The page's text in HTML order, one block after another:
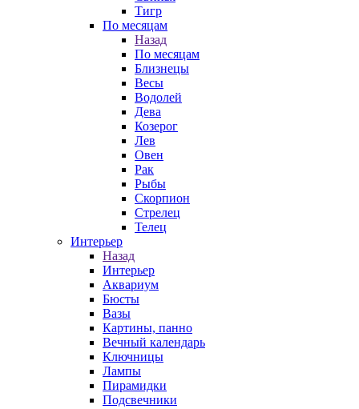
Тигр
По месяцам
Назад
По месяцам
Близнецы
Весы
Водолей
Дева
Козерог
Лев
Овен
Рак
Рыбы
Скорпион
Стрелец
Телец
Интерьер
Назад
Интерьер
Аквариум
Бюсты
Вазы
Картины, панно
Вечный календарь
Ключницы
Лампы
Пирамидки
Подсвечники